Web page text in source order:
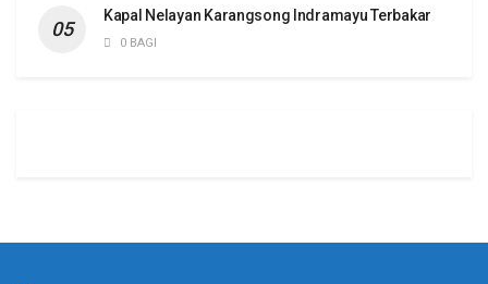
Kapal Nelayan Karangsong Indramayu Terbakar
0 BAGI